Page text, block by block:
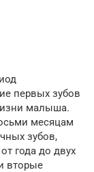
первых зубов
малыша.
месяцам
зубов,
года до двух
вторые